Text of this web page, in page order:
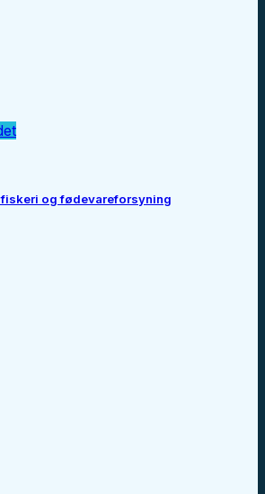
og fødevareforsyning